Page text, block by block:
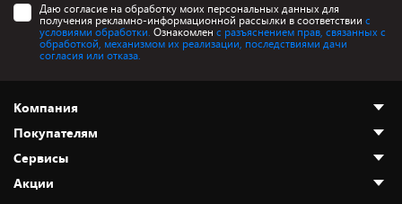
Даю согласие на обработку моих персональных данных для
получения рекламно-информационной рассылки в соответствии с
условиями обработки. Ознакомлен с разъяснением прав, связанных с
обработкой, механизмом их реализации, последствиями дачи
согласия или отказа.
Компания
О нас
Адреса магазинов
Новости
Покупателям
Как сделать заказ
Оплата и доставка
Сервисы
Акции